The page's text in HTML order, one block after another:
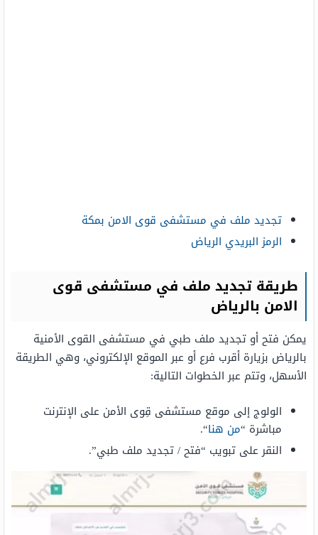
تجديد ملف في مستشفى قوى الامن بمكة
الرمز البريدي الرياض
طريقة تجديد ملف في مستشفى قوى
الامن بالرياض
يمكن فتح أو تجديد ملف طبي في مستشفى القوى الأمنية
بالرياض بزيارة أقرب فرع أو عبر الموقع الإلكتروني، وهي الطريقة
الأسهل، وتتم عبر الخطوات التالية:
الولوج إلى موقع مستشفى قِوى الأمن على الإنترنت
مباشرة “من هنا“.
النقر على تبويب “فتح / تجديد ملف طبي”.